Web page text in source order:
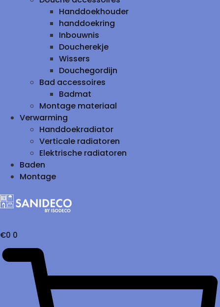
Handdoekhouder
handdoekring
Inbouwnis
Doucherekje
Wissers
Douchegordijn
Bad accessoires
Badmat
Montage materiaal
Verwarming
Handdoekradiator
Verticale radiatoren
Elektrische radiatoren
Baden
Montage
€0 0